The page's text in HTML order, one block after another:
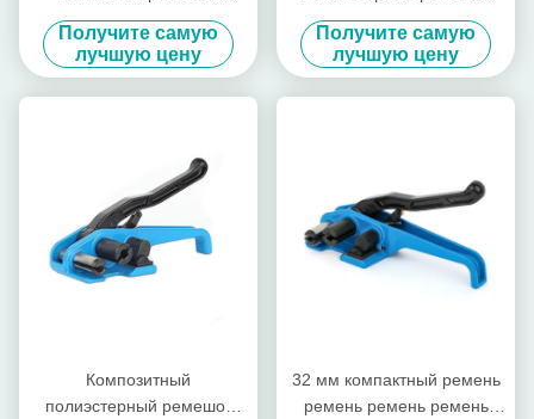
натягатель инструмент
стальной ремешок
натягатель с резкой
Получите самую
лучшую цену
натягиватели решетка
тяжелые ремешки
натягиватель
Получите самую
лучшую цену
Композитный
полиэстерный ремешок
32 мм компактный ремень
ремень ремень ремень